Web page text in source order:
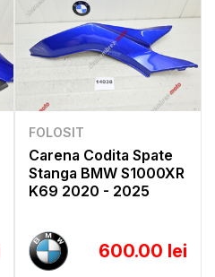
FOLOSIT
Carena Codita Spate
Stanga BMW S1000XR
K69 2020 - 2025
600.00 lei